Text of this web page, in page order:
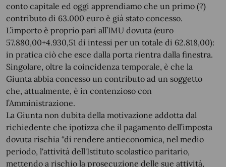
conto capitale ed oggi apprendiamo che un primo (?)
contributo di 63.000 euro è già stato concesso.
L’importo è proprio pari all’IMU dovuta (euro
57.880,00+4.930,51 di intessi per un totale di 62.818,00):
in pratica ciò che esce dalla porta rientra dalla finestra.
Singolare, oltre la coincidenza temporale, è che la
Giunta abbia concesso un contributo ad un soggetto
che, attualmente, è in contenzioso con
l’Amministrazione.
La Giunta non dubita della motivazione addotta dal
richiedente che ipotizza che il pagamento dell’imposta
dovuta rischia “di rendere antieconomica, nel medio
periodo, l'attività dell'Istituto scolastico paritario,
mettendo a rischio la prosecuzione delle sue attività,